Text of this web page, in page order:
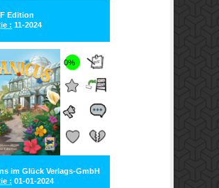
Edition
: 11-2024
0%
im Glück Verlags-GmbH
: 01-01-2024